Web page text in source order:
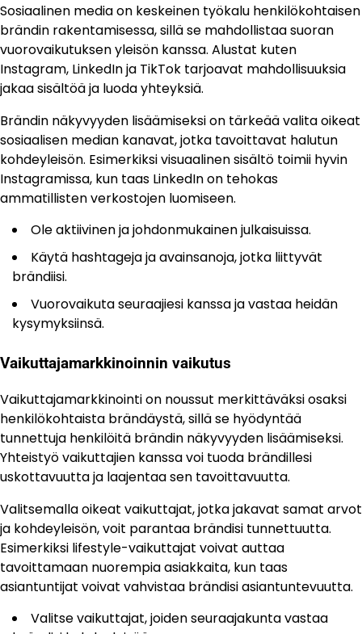
Sosiaalinen media on keskeinen työkalu henkilökohtaisen
brändin rakentamisessa, sillä se mahdollistaa suoran
vuorovaikutuksen yleisön kanssa. Alustat kuten
Instagram, LinkedIn ja TikTok tarjoavat mahdollisuuksia
jakaa sisältöä ja luoda yhteyksiä.
Brändin näkyvyyden lisäämiseksi on tärkeää valita oikeat
sosiaalisen median kanavat, jotka tavoittavat halutun
kohdeyleisön. Esimerkiksi visuaalinen sisältö toimii hyvin
Instagramissa, kun taas LinkedIn on tehokas
ammatillisten verkostojen luomiseen.
Ole aktiivinen ja johdonmukainen julkaisuissa.
Käytä hashtageja ja avainsanoja, jotka liittyvät
brändiisi.
Vuorovaikuta seuraajiesi kanssa ja vastaa heidän
kysymyksiinsä.
Vaikuttajamarkkinoinnin vaikutus
Vaikuttajamarkkinointi on noussut merkittäväksi osaksi
henkilökohtaista brändäystä, sillä se hyödyntää
tunnettuja henkilöitä brändin näkyvyyden lisäämiseksi.
Yhteistyö vaikuttajien kanssa voi tuoda brändillesi
uskottavuutta ja laajentaa sen tavoittavuutta.
Valitsemalla oikeat vaikuttajat, jotka jakavat samat arvot
ja kohdeyleisön, voit parantaa brändisi tunnettuutta.
Esimerkiksi lifestyle-vaikuttajat voivat auttaa
tavoittamaan nuorempia asiakkaita, kun taas
asiantuntijat voivat vahvistaa brändisi asiantuntevuutta.
Valitse vaikuttajat, joiden seuraajakunta vastaa